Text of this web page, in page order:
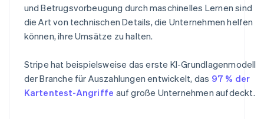
und Betrugsvorbeugung durch maschinelles Lernen sind
die Art von technischen Details, die Unternehmen helfen
können, ihre Umsätze zu halten.
Stripe hat beispielsweise das erste KI-Grundlagenmodell
der Branche für Auszahlungen entwickelt, das 97 % der
Kartentest-Angriffe auf große Unternehmen aufdeckt.